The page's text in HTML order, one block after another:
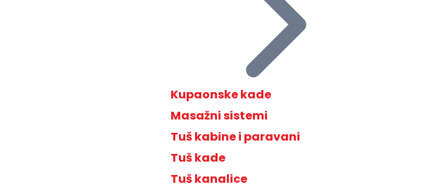
Kupaonske kade
Masažni sistemi
Tuš kabine i paravani
Tuš kade
Tuš kanalice